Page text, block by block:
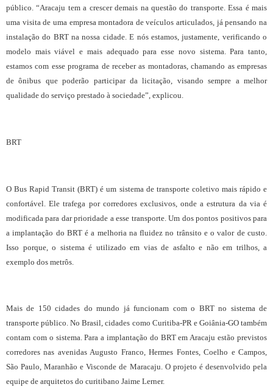
público. “Aracaju tem a crescer demais na questão do transporte. Essa é mais
uma visita de uma empresa montadora de veículos articulados, já pensando na
instalação do BRT na nossa cidade. E nós estamos, justamente, verificando o
modelo mais viável e mais adequado para esse novo sistema. Para tanto,
estamos com esse programa de receber as montadoras, chamando as empresas
de ônibus que poderão participar da licitação, visando sempre a melhor
qualidade do serviço prestado à sociedade”, explicou.
BRT
O Bus Rapid Transit (BRT) é um sistema de transporte coletivo mais rápido e
confortável. Ele trafega por corredores exclusivos, onde a estrutura da via é
modificada para dar prioridade a esse transporte. Um dos pontos positivos para
a implantação do BRT é a melhoria na fluidez no trânsito e o valor de custo.
Isso porque, o sistema é utilizado em vias de asfalto e não em trilhos, a
exemplo dos metrôs.
Mais de 150 cidades do mundo já funcionam com o BRT no sistema de
transporte público. No Brasil, cidades como Curitiba-PR e Goiânia-GO também
contam com o sistema. Para a implantação do BRT em Aracaju estão previstos
corredores nas avenidas Augusto Franco, Hermes Fontes, Coelho e Campos,
São Paulo, Maranhão e Visconde de Maracaju. O projeto é desenvolvido pela
equipe de arquitetos do curitibano Jaime Lerner.